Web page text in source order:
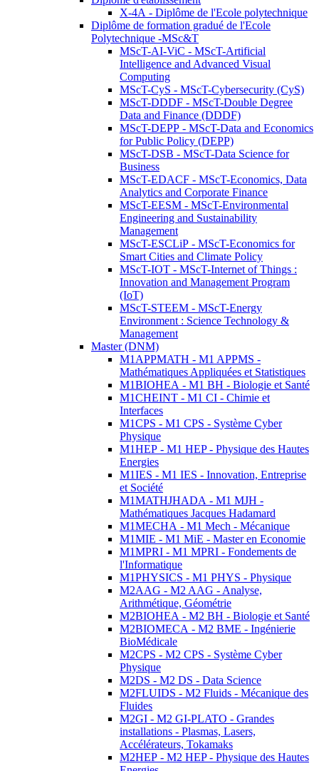
X-4A - Diplôme de l'Ecole polytechnique
Diplôme de formation gradué de l'Ecole
Polytechnique -MSc&T
MScT-AI-ViC - MScT-Artificial
Intelligence and Advanced Visual
Computing
MScT-CyS - MScT-Cybersecurity (CyS)
MScT-DDDF - MScT-Double Degree
Data and Finance (DDDF)
MScT-DEPP - MScT-Data and Economics
for Public Policy (DEPP)
MScT-DSB - MScT-Data Science for
Business
MScT-EDACF - MScT-Economics, Data
Analytics and Corporate Finance
MScT-EESM - MScT-Environmental
Engineering and Sustainability
Management
MScT-ESCLiP - MScT-Economics for
Smart Cities and Climate Policy
MScT-IOT - MScT-Internet of Things :
Innovation and Management Program
(IoT)
MScT-STEEM - MScT-Energy
Environment : Science Technology &
Management
Master (DNM)
M1APPMATH - M1 APPMS -
Mathématiques Appliquées et Statistiques
M1BIOHEA - M1 BH - Biologie et Santé
M1CHEINT - M1 CI - Chimie et
Interfaces
M1CPS - M1 CPS - Système Cyber
Physique
M1HEP - M1 HEP - Physique des Hautes
Energies
M1IES - M1 IES - Innovation, Entreprise
et Société
M1MATHJHADA - M1 MJH -
Mathématiques Jacques Hadamard
M1MECHA - M1 Mech - Mécanique
M1MIE - M1 MiE - Master en Economie
M1MPRI - M1 MPRI - Fondements de
l'Informatique
M1PHYSICS - M1 PHYS - Physique
M2AAG - M2 AAG - Analyse,
Arithmétique, Géométrie
M2BIOHEA - M2 BH - Biologie et Santé
M2BIOMECA - M2 BME - Ingénierie
BioMédicale
M2CPS - M2 CPS - Système Cyber
Physique
M2DS - M2 DS - Data Science
M2FLUIDS - M2 Fluids - Mécanique des
Fluides
M2GI - M2 GI-PLATO - Grandes
installations - Plasmas, Lasers,
Accélérateurs, Tokamaks
M2HEP - M2 HEP - Physique des Hautes